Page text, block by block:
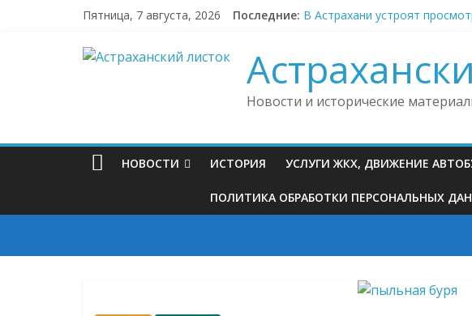
Пятница, 7 августа, 2026 Последние: В Астрахани устроят
Под Астраханью невестка на
Судебные приставы
Новости и исторические
НОВОСТИ ИСТОРИЯ УСЛУГИ ЖКХ, ДВИЖЕНИЕ
ПОЛИТИКА ОБРАБОТКИ ПЕРСОНАЛЬНЫХ